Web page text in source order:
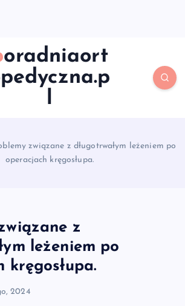
l
związane z długotrwałym leżeniem po
operacjach kręgosłupa.
z
leżeniem po
kręgosłupa.
2024